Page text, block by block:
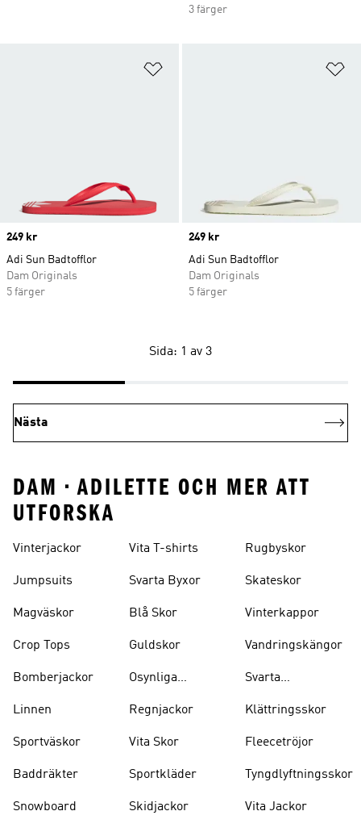
3 färger
Price
249 kr
Adi Sun Badtofflor
Dam Originals
5 färger
Price
249 kr
Adi Sun Badtofflor
Dam Originals
5 färger
Sida: 1 av 3
Nästa
DAM • ADILETTE OCH MER ATT
UTFORSKA
Vinterjackor
Jumpsuits
Magväskor
Crop Tops
Bomberjackor
Linnen
Sportväskor
Baddräkter
Snowboard
Vita T-shirts
Svarta Byxor
Blå Skor
Guldskor
Osynliga
Regnjackor
Vita Skor
Sportkläder
Skidjackor
Rugbyskor
Skateskor
Vinterkappor
Vandringskängor
Svarta
Klättringsskor
Fleecetröjor
Tyngdlyftningsskor
Vita Jackor